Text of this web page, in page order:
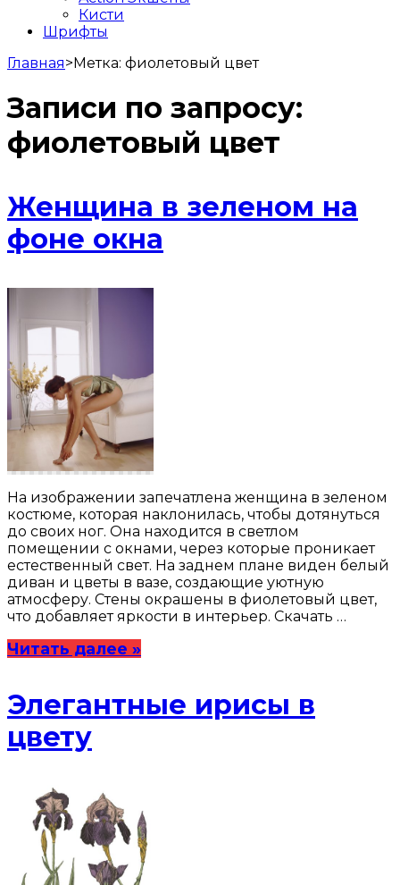
Кисти
Шрифты
Главная>Метка: фиолетовый цвет
Записи по запросу:
фиолетовый цвет
Женщина в зеленом на
фоне окна
На изображении запечатлена женщина в зеленом
костюме, которая наклонилась, чтобы дотянуться
до своих ног. Она находится в светлом
помещении с окнами, через которые проникает
естественный свет. На заднем плане виден белый
диван и цветы в вазе, создающие уютную
атмосферу. Стены окрашены в фиолетовый цвет,
что добавляет яркости в интерьер. Скачать …
Читать далее »
Элегантные ирисы в
цвету